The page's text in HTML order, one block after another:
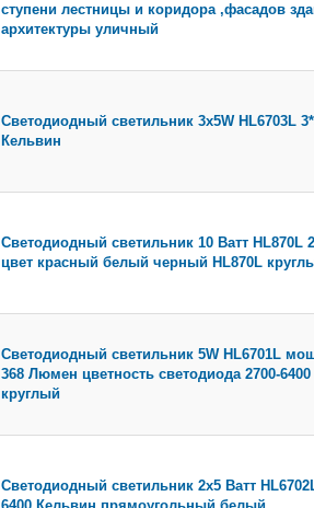
ступени лестницы и коридора ,фасадов
архитектуры уличный
Светодиодный светильник 3x5W HL6703L
Кельвин
Светодиодный светильник 10 Ватт HL870L
цвет красный белый черный HL870L
Светодиодный светильник 5W HL6701L
368 Люмен цветность светодиода 2700-
круглый
Светодиодный светильник 2x5 Ватт